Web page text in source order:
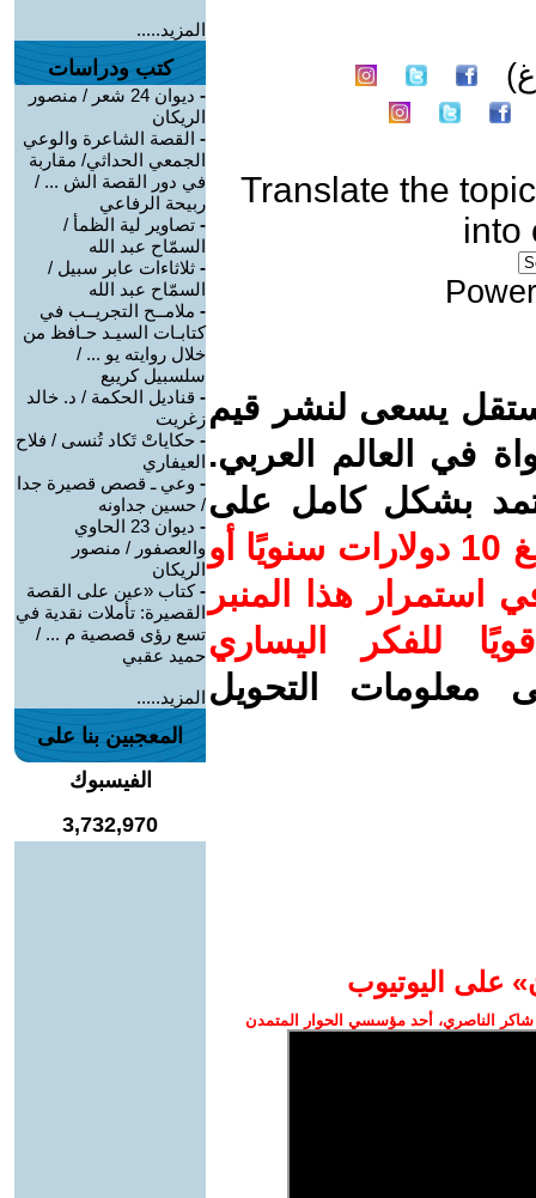
Translate the topic
into
يسعى لنشر قيم
في العالم العربي.
بشكل كامل على
ساهم/ي معنا! بدعمكم بمبلغ 10 دولارات سنويًا أو
استمرار هذا المنبر
للفكر اليساري
معلومات التحويل
على اليوتيوب
الناصري، أحد مؤسسي الحوار المتمدن
المزيد.....
كتب ودراسات
-
ديوان 24 شعر / منصور
الريكان
- القصة الشاعرة والوعي
الجمعي الحداثي/ مقاربة
في دور القصة الش ... /
ربيحة الرفاعي
- تصاوير لية الظمأ /
السمّاح عبد الله
- ثلاثاءات عابر سبيل /
السمّاح عبد الله
- ملامــح التجريــب في
كتابـات السيـد حـافظ من
خلال روايته يو ... /
سلسبيل كريبع
- قناديل الحكمة / د. خالد
زغريت
- حكاياتْ تَكاد تُنسى / فلاح
العيفاري
- وعي ـ قصص قصيرة جدا
/ حسين جداونه
-
ديوان 23 الحاوي
والعصفور / منصور
الريكان
-كتاب «عين على القصة
القصيرة: تأملات نقدية في
تسع رؤى قصصية م ... /
حميد عقبي
المزيد.....
المعجبين بنا على
الفيسبوك
3,732,970